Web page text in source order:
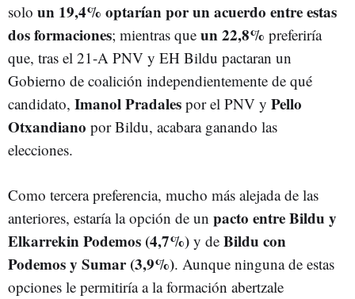
solo un 19,4% optarían por un acuerdo entre estas
dos formaciones; mientras que un 22,8% preferiría
que, tras el 21-A PNV y EH Bildu pactaran un
Gobierno de coalición independientemente de qué
candidato, Imanol Pradales por el PNV y Pello
Otxandiano por Bildu, acabara ganando las
elecciones.
Como tercera preferencia, mucho más alejada de las
anteriores, estaría la opción de un pacto entre Bildu y
Elkarrekin Podemos (4,7%) y de Bildu con
Podemos y Sumar (3,9%). Aunque ninguna de estas
opciones le permitiría a la formación abertzale